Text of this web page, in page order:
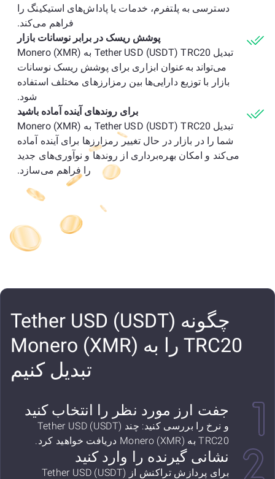
دسترسی به پلتفرم، خدمات یا پاداش‌های استیکینگ را
فراهم می‌کند.
پوشش ریسک در برابر نوسانات بازار
تبدیل Tether USD (USDT) TRC20 به Monero (XMR)
می‌تواند به‌عنوان ابزاری برای پوشش ریسک نوسانات
بازار با توزیع دارایی‌ها بین رمزارزهای مختلف استفاده
شود.
برای روندهای آینده آماده باشید
تبدیل Tether USD (USDT) TRC20 به Monero (XMR)
شما را در بازار در حال تغییر رمزارزها برای آینده آماده
می‌کند و امکان بهره‌برداری از روندها و نوآوری‌های جدید
را فراهم می‌سازد.
چگونه Tether USD (USDT)
TRC20 را به Monero (XMR)
تبدیل کنیم
جفت ارز مورد نظر را انتخاب کنید
و نرخ را بررسی کنید: چند Tether USD (USDT)
TRC20 به Monero (XMR) دریافت خواهید کرد.
نشانی گیرنده را وارد کنید
برای پردازش تراکنش از Tether USD (USDT)